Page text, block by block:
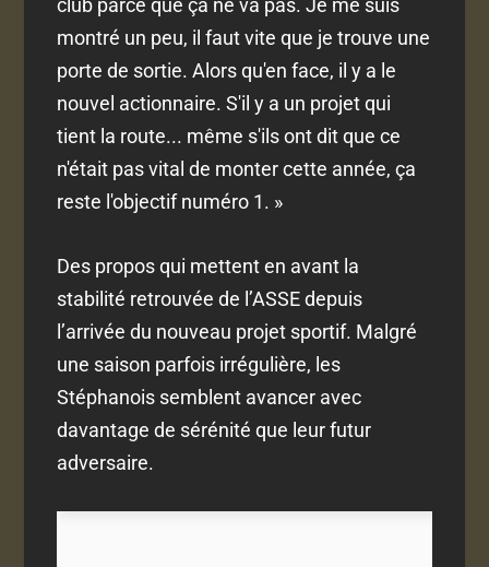
club parce que ça ne va pas. Je me suis
montré un peu, il faut vite que je trouve une
porte de sortie. Alors qu'en face, il y a le
nouvel actionnaire. S'il y a un projet qui
tient la route... même s'ils ont dit que ce
n'était pas vital de monter cette année, ça
reste l'objectif numéro 1. »
Des propos qui mettent en avant la
stabilité retrouvée de l’ASSE depuis
l’arrivée du nouveau projet sportif. Malgré
une saison parfois irrégulière, les
Stéphanois semblent avancer avec
davantage de sérénité que leur futur
adversaire.